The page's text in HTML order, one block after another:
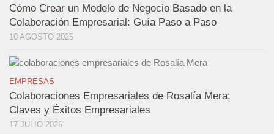
Cómo Crear un Modelo de Negocio Basado en la
Colaboración Empresarial: Guía Paso a Paso
10 AGOSTO 2025
EMPRESAS
Colaboraciones Empresariales de Rosalía Mera:
Claves y Éxitos Empresariales
17 JULIO 2026